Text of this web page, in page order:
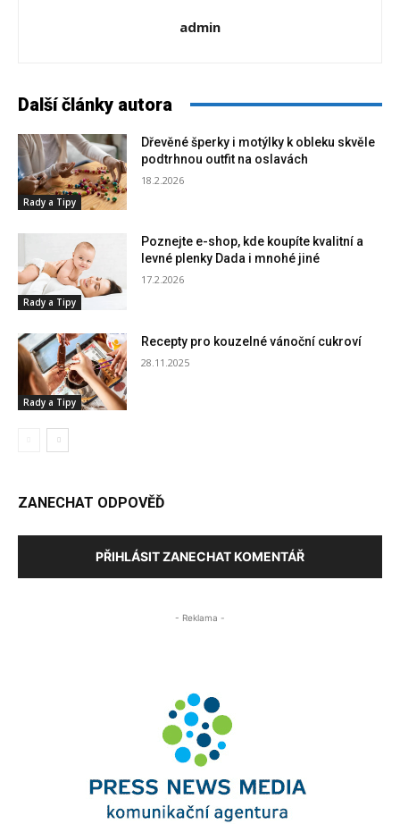
admin
Další články autora
Rady a Tipy
Dřevěné šperky i motýlky k obleku skvěle
podtrhnou outfit na oslavách
18.2.2026
Rady a Tipy
Poznejte e-shop, kde koupíte kvalitní a
levné plenky Dada i mnohé jiné
17.2.2026
Rady a Tipy
Recepty pro kouzelné vánoční cukroví
28.11.2025
ZANECHAT ODPOVĚĎ
PŘIHLÁSIT ZANECHAT KOMENTÁŘ
- Reklama -